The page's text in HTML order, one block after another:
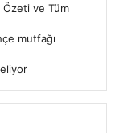
Özeti ve Tüm
mutfağı